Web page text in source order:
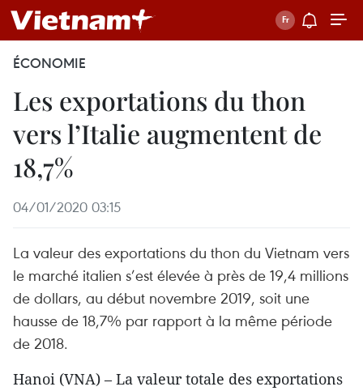
ÉCONOMIE
Les exportations du thon
vers l’Italie augmentent de
18,7%
04/01/2020 03:15
La valeur des exportations du thon du Vietnam vers
le marché italien s’est élevée à près de 19,4 millions
de dollars, au début novembre 2019, soit une
hausse de 18,7% par rapport à la même période
de 2018.
Hanoi (VNA) – La valeur totale des exportations